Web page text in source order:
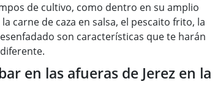
de cultivo, como dentro en su amplio
carne de caza en salsa, el pescaito frito, la
son características que te harán
en las afueras de Jerez en la